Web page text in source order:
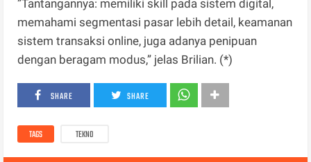
”Tantangannya: memiliki skill pada sistem digital,
memahami segmentasi pasar lebih detail, keamanan
sistem transaksi online, juga adanya penipuan
dengan beragam modus,” jelas Brilian. (*)
SHARE SHARE
TAGS TEKNO